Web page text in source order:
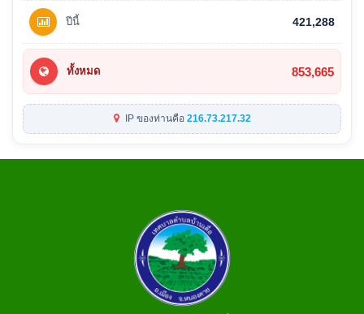
ปีนี้ 421,288
ทั้งหมด 853,665
IP ของท่านคือ 216.73.217.32